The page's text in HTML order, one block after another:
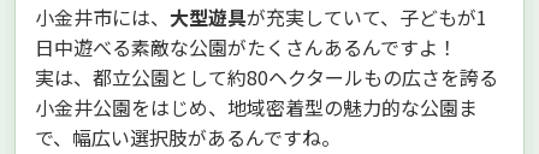
小金井市には、 大型遊具が充実していて、子どもが1
日中遊べる素敵な公園がたくさんあるんですよ！
実は、都立公園として約80ヘクタールもの広さを誇る
小金井公園をはじめ、地域密着型の魅力的な公園ま
で、幅広い選択肢があるんですね。